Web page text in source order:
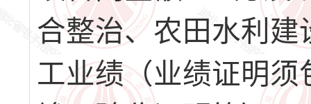
合整治、农田水利
工业绩（业绩证明